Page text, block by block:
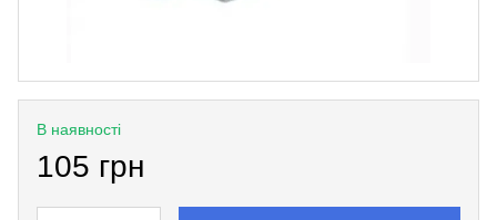
В наявності
105 грн